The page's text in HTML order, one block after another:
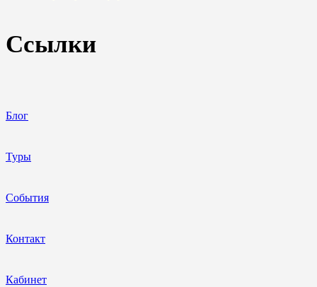
Ссылки
Блог
Туры
События
Контакт
Кабинет